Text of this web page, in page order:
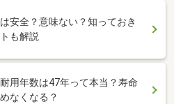
安全？意味ない？知っておき
も解説
用年数は47年って本当？寿命
なくなる？